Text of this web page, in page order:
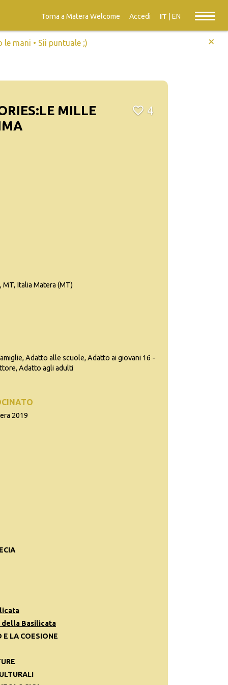
Torna a Matera Welcome Accedi IT EN
le mani • Sii puntuale ;) +
MILLE
4
MT, Italia Matera (MT)
Adatto alle scuole, Adatto ai giovani 16 -
Adatto agli adulti
2019
della Basilicata
E LA COESIONE